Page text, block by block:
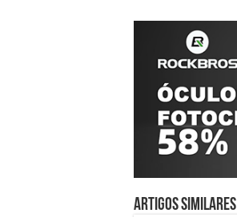
Artigos similares